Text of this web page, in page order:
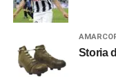
Storia